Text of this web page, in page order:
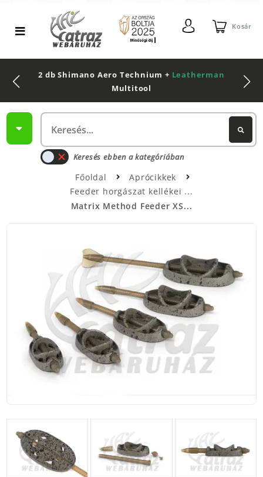
Kosár
2 db Shimano Aero Technium + Leatherman
Multitool
Keresés ebben a kategóriában
Főoldal
Aprócikkek
Feeder horgászat kellékei
Matrix Method Feeder XS...